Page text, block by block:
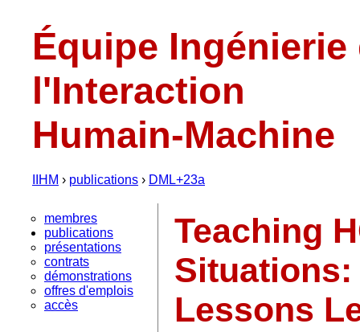
Équipe Ingénierie
l'Interaction
Humain-Machine
IIHM › publications › DML+23a
membres
publications
présentations
contrats
démonstrations
offres d'emplois
accès
Teaching
Situations:
Lessons